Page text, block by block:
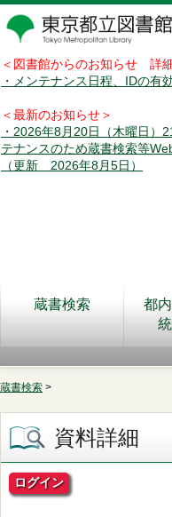
＜図書館からのお知らせ 詳
・メンテナンス日程、IDの有
＜最新のお知らせ＞
・2026年8月20日（木曜日）
テナンスのため蔵書検索等
（更新 2026年8月5日）
蔵書検索
都
蔵書検索 >
資料詳細
ログイン